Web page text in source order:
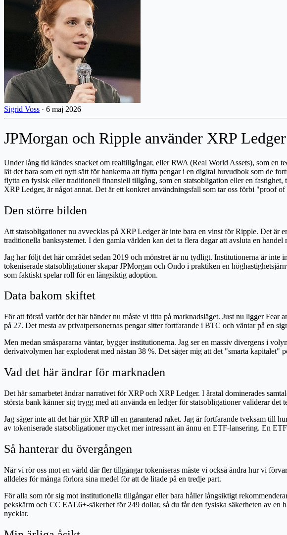
Sigrid Voss · 6 maj 2026
JPMorgan och Ripple använder XRP
Under lång tid kändes snacket om realtillgångar, eller RWA (Real World Assets), som
lät det bara som ett nytt sätt för bankerna att flytta pengar i en digital huvudbok som de
flytta en fysisk eller traditionell finansiell tillgång, som en statsobligation eller en
XRP Ledger, är något annat. Det är ett konkret användningsfall som tar oss förbi "proof
Den större bilden
Att statsobligationer nu avvecklas på XRP Ledger är inte bara en vinst för Ripple. Det är
traditionella banksystemet. I den gamla världen kan det ta flera dagar att avsluta en
Jag har följt det här området sedan 2019 och mönstret är nu tydligt. Institutionerna är
tokeniserade statsobligationer skapar JPMorgan och Ondo i praktiken en
som faktiskt spelar roll för en långsiktig adoption.
Data bakom skiftet
För att förstå varför det här händer nu måste vi titta på marknadsläget. Just nu ligger
på 27. Det mesta av privatpersonernas pengar sitter fortfarande i BTC och väntar på en
Men medan småspararna väntar, bygger institutionerna. Jag ser en massiv divergens i
derivatvolymen har exploderat med nästan 38 %. Det säger mig att det "smarta
Vad det här ändrar för marknaden
Det här samarbetet ändrar narrativet för XRP och XRP Ledger. I åratal dominerades
största bank känner sig trygg med att använda en ledger för statsobligationer validerar
Jag säger inte att det här gör XRP till en garanterad raket. Jag är fortfarande tveksam till
av tokeniserade statsobligationer mycket mer intressant än ännu en ETF-lansering. En
Så hanterar du övergången
När vi rör oss mot en värld där fler tillgångar tokeniseras måste vi också ändra hur vi
alldeles för många förlora sina medel för att de litade på en tredje part.
För alla som rör sig mot institutionella tillgångar eller bara håller långsiktigt
pekskärm och CC EAL6+-säkerhet för 249 dollar, så du får den fysiska säkerheten av
nycklar.